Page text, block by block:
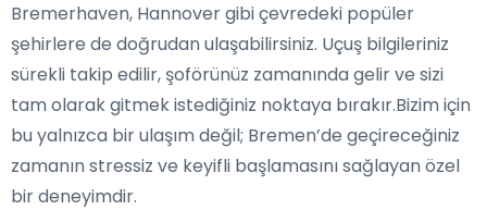
Bremerhaven, Hannover gibi çevredeki popüler
şehirlere de doğrudan ulaşabilirsiniz. Uçuş bilgileriniz
sürekli takip edilir, şoförünüz zamanında gelir ve sizi
tam olarak gitmek istediğiniz noktaya bırakır.Bizim için
bu yalnızca bir ulaşım değil; Bremen’de geçireceğiniz
zamanın stressiz ve keyifli başlamasını sağlayan özel
bir deneyimdir.